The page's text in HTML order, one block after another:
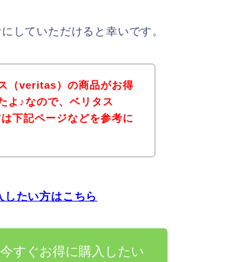
していただけると幸いです。
（veritas）の商品がお得
よ♪なので、ベリタス
下記ページなどを参考に
たい方はこちら
すぐお得に購入したい